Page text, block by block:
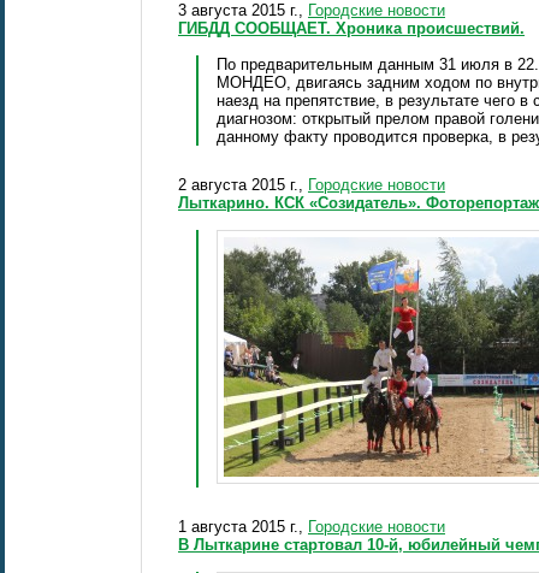
3 августа 2015 г., Городские новости
ГИБДД СООБЩАЕТ. Хроника происшествий.
По предварительным данным 31 июля в
МОНДЕО, двигаясь задним ходом по
наезд на препятствие, в результате чего
диагнозом: открытый прелом правой
данному факту проводится проверка, в
2 августа 2015 г., Городские новости
Лыткарино. КСК «Созидатель».
1 августа 2015 г., Городские новости
В Лыткарине стартовал 10-й, юбилейный